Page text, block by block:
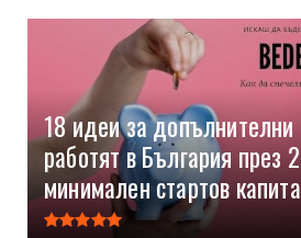
18 идеи за
работят в България през
минимален стартов